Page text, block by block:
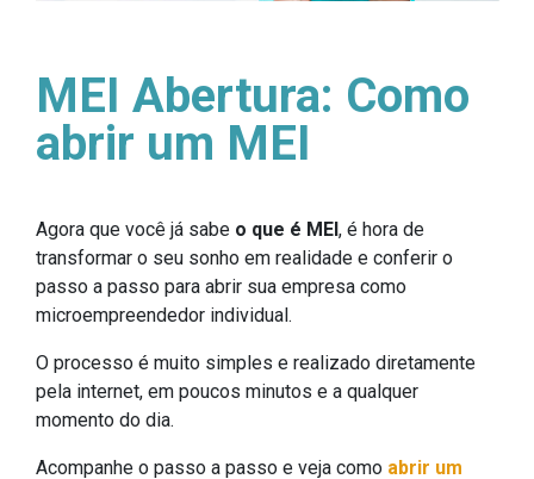
MEI Abertura: Como
abrir um MEI
Agora que você já sabe o que é MEI, é hora de
transformar o seu sonho em realidade e conferir o
passo a passo para abrir sua empresa como
microempreendedor individual.
O processo é muito simples e realizado diretamente
pela internet, em poucos minutos e a qualquer
momento do dia.
Acompanhe o passo a passo e veja como abrir um